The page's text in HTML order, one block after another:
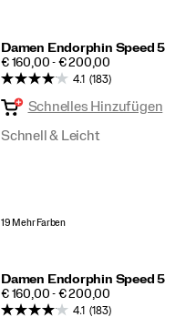
Damen Endorphin Speed 5
PRICE
€ 160,00 - € 200,00
Wunschliste
4.1 (183)
Schnelles Hinzufügen
Schnell & Leicht
19 Mehr Farben
Damen Endorphin Speed 5
PRICE
€ 160,00 - € 200,00
4.1 (183)